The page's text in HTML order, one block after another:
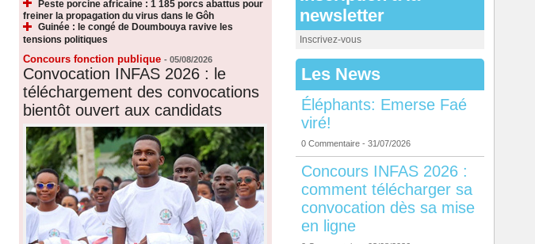
Peste porcine africaine : 1 185 porcs abattus pour
freiner la propagation du virus dans le Gôh
Guinée : le congé de Doumbouya ravive les
tensions politiques
Concours fonction publique - 05/08/2026
Convocation INFAS 2026 : le
téléchargement des convocations
bientôt ouvert aux candidats
newsletter
Inscrivez-vous
Les News
Éléphants: Emerse Faé
viré!
0 Commentaire - 31/07/2026
Concours INFAS 2026 :
comment télécharger sa
convocation dès sa mise
en ligne